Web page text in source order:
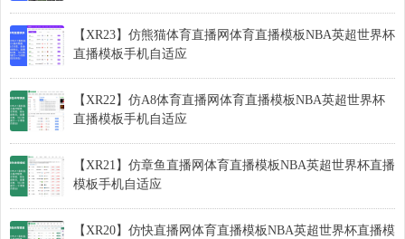
【XR23】仿熊猫体育直播网体育直播模板NBA英超世界杯
直播模板手机自适应
【XR22】仿A8体育直播网体育直播模板NBA英超世界杯
直播模板手机自适应
【XR21】仿章鱼直播网体育直播模板NBA英超世界杯直播
模板手机自适应
【XR20】仿快直播网体育直播模板NBA英超世界杯直播模